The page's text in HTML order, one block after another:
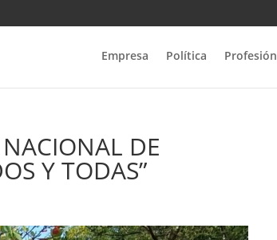
Empresa Política Profesión
DE
Y TODAS”